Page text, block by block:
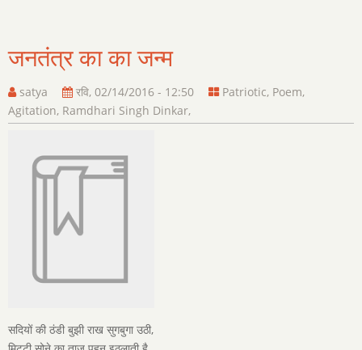
जनतंत्र का का जन्म
satya रवि, 02/14/2016 - 12:50 Patriotic, Poem,
Agitation, Ramdhari Singh Dinkar,
सदियों की ठंडी बुझी राख सुगबुगा उठी,